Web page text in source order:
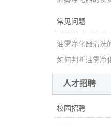
常见问题
油雾净化器清洗
如何判断油雾净
人才招聘
校园招聘